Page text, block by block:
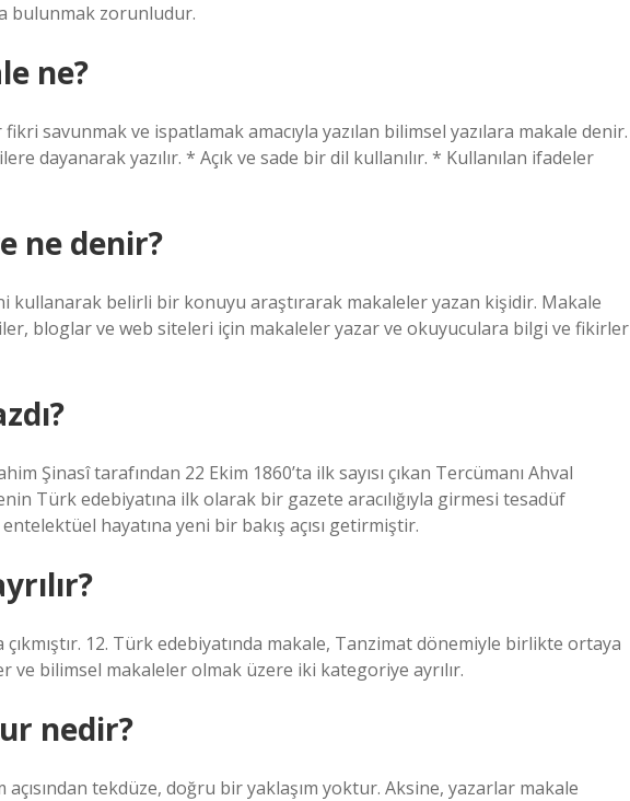
bulunmak zorunludur.
ne?
savunmak ve ispatlamak amacıyla yazılan bilimsel yazılara makale denir.
dayanarak yazılır. * Açık ve sade bir dil kullanılır. * Kullanılan ifadeler
ne denir?
kullanarak belirli bir konuyu araştırarak makaleler yazan kişidir. Makale
bloglar ve web siteleri için makaleler yazar ve okuyuculara bilgi ve fikirler
Şinasî tarafından 22 Ekim 1860’ta ilk sayısı çıkan Tercümanı Ahval
Türk edebiyatına ilk olarak bir gazete aracılığıyla girmesi tesadüf
hayatına yeni bir bakış açısı getirmiştir.
12. Türk edebiyatında makale, Tanzimat dönemiyle birlikte ortaya
ve bilimsel makaleler olmak üzere iki kategoriye ayrılır.
nedir?
tekdüze, doğru bir yaklaşım yoktur. Aksine, yazarlar makale